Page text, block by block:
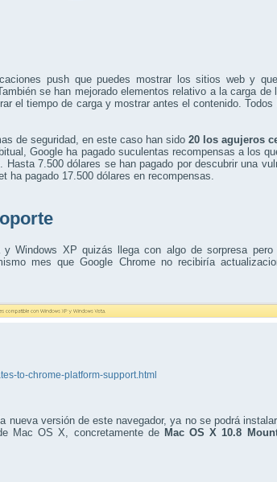
push que puedes mostrar los sitios web y
se han mejorado elementos relativo a la carga
el tiempo de carga y mostrar antes el contenido.
de seguridad, en este caso han sido 20 los agujeros
Google ha pagado suculentas recompensas a los
7.500 dólares se han pagado por descubrir una
ha pagado 17.500 dólares en recompensas.
y Windows XP quizás llega con algo de sorpresa
mes que Google Chrome no recibiría
to-chrome-platform-support.html
nueva versión de este navegador, ya no se podrá
Mac OS X, concretamente de Mac OS X 10.8